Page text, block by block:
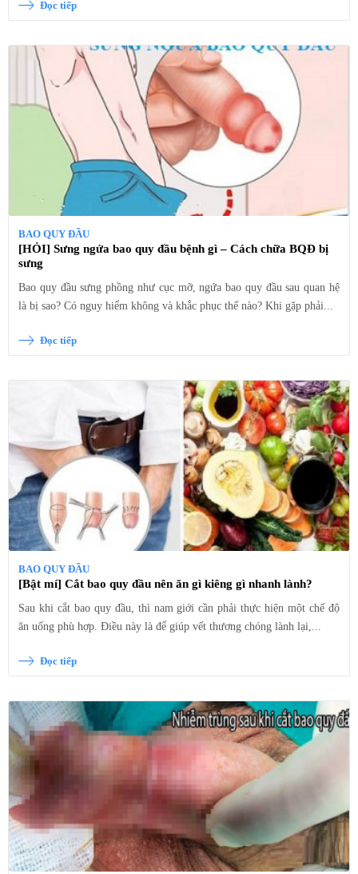
Đọc tiếp
BAO QUY ĐẦU
[HỎI] Sưng ngứa bao quy đầu bệnh gì – Cách chữa BQĐ bị
sưng
Bao quy đầu sưng phồng như cục mỡ, ngứa bao quy đầu sau quan hệ
là bị sao? Có nguy hiểm không và khắc phục thế nào? Khi gặp phải...
Đọc tiếp
BAO QUY ĐẦU
[Bật mí] Cắt bao quy đầu nên ăn gì kiêng gì nhanh lành?
Sau khi cắt bao quy đầu, thì nam giới cần phải thực hiện một chế độ
ăn uống phù hợp. Điều này là để giúp vết thương chóng lành lại,...
Đọc tiếp